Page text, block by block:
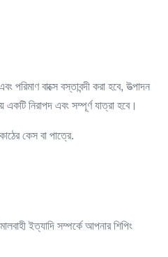
পরিমাণ বাক্সে বস্তাবন্দী করা হবে, উত্পাদন
নিরাপদ এবং সম্পূর্ণ যাত্রা হবে।
কেস বা পাত্রে.
ইত্যাদি সম্পর্কে আপনার শিপিং